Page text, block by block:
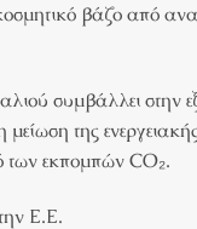
βάζο από
συμβάλλει στην
της
των εκπομπών CO₂.
Ε.Ε.